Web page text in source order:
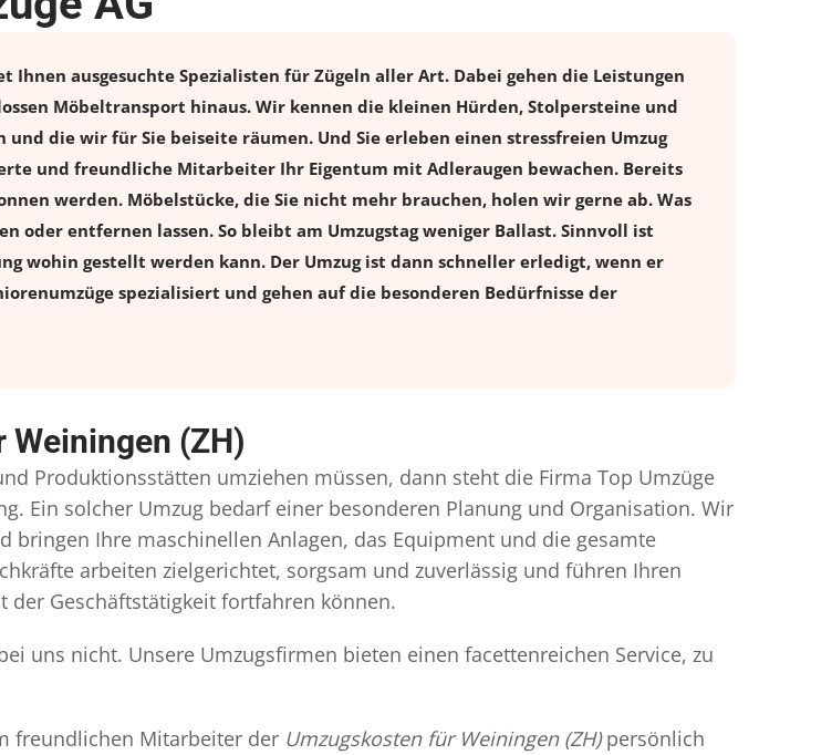
Ihnen ausgesuchte Spezialisten für Zügeln aller Art. Dabei gehen die Leistungen
Möbeltransport hinaus. Wir kennen die kleinen Hürden, Stolpersteine und
die wir für Sie beiseite räumen. Und Sie erleben einen stressfreien Umzug
und freundliche Mitarbeiter Ihr Eigentum mit Adleraugen bewachen. Bereits
werden. Möbelstücke, die Sie nicht mehr brauchen, holen wir gerne ab. Was
oder entfernen lassen. So bleibt am Umzugstag weniger Ballast. Sinnvoll ist
wohin gestellt werden kann. Der Umzug ist dann schneller erledigt, wenn er
spezialisiert und gehen auf die besonderen Bedürfnisse der
(ZH)
Produktionsstätten umziehen müssen, dann steht die Firma Top Umzüge
Ein solcher Umzug bedarf einer besonderen Planung und Organisation. Wir
bringen Ihre maschinellen Anlagen, das Equipment und die gesamte
arbeiten zielgerichtet, sorgsam und zuverlässig und führen Ihren
der Geschäftstätigkeit fortfahren können.
uns nicht. Unsere Umzugsfirmen bieten einen facettenreichen Service, zu
freundlichen Mitarbeiter der Umzugskosten für Weiningen (ZH)persönlich